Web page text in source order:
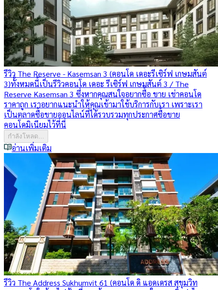
รีวิว The Reserve - Kasemsan 3 (คอนโด เดอะรีเซิร์ฟ เกษมสันต์
3)ทั้งหมดนี้เป็นรีวิวคอนโด เดอะ รีเซิร์ฟ เกษมสันต์ 3 / The
Reserve Kasemsan 3 ซึ่งหากคุณสนใจอยากซื้อ ขาย เช่าคอนโด
ราคาถูก เราอยากแนะนำให้คุณเข้ามาใช้บริการกับเรา เพราะเรา
เป็นตลาดซื้อขายออนไลน์ที่ได้รวบรวมทุกประกาศซื้อขาย
คอนโดมิเนียมไว้ที่นี่
กำลังโหลด...
อ่านเพิ่มเติม
รีวิว The Address Sukhumvit 61 (คอนโด ดิ แอดเดรส สุขุมวิท